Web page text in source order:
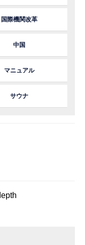
国際機関改革
中国
マニュアル
サウナ